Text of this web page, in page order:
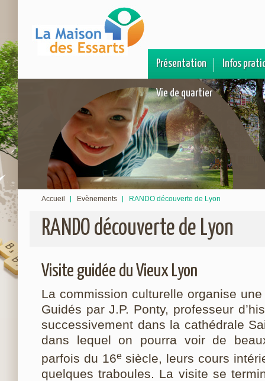
Présentation Infos
Vie de quartier
Accueil Evènements RANDO découverte de Lyon
RANDO découverte de Lyon
Visite guidée du Vieux Lyon
La commission culturelle organise
Guidés par J.P. Ponty, professeur
successivement dans la cathédrale
dans lequel on pourra voir de
parfois du 16esiècle, leurs cours
quelques traboules. La visite se